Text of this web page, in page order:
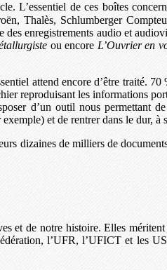
L’essentiel de ces boîtes
Thalès, Schlumberger
enregistrements audio et
ou encore L’Ouvrier en
attend encore d’être traité.
reproduisant les informations
d’un outil nous permettant
et de rentrer dans le dur, à
dizaines de milliers de
de notre histoire. Elles
l’UFR, l’UFICT et les